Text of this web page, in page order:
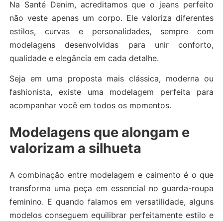
Na Santé Denim, acreditamos que o jeans perfeito
não veste apenas um corpo. Ele valoriza diferentes
estilos, curvas e personalidades, sempre com
modelagens desenvolvidas para unir conforto,
qualidade e elegância em cada detalhe.
Seja em uma proposta mais clássica, moderna ou
fashionista, existe uma modelagem perfeita para
acompanhar você em todos os momentos.
Modelagens que alongam e
valorizam a silhueta
A combinação entre modelagem e caimento é o que
transforma uma peça em essencial no guarda-roupa
feminino. E quando falamos em versatilidade, alguns
modelos conseguem equilibrar perfeitamente estilo e